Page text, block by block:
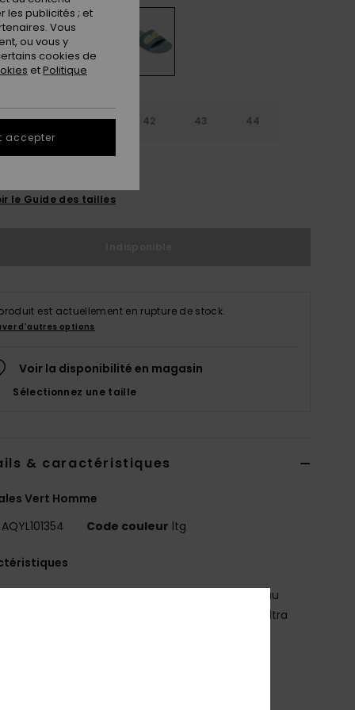
40 41 42 43 44
46 47
le Guide des tailles
est actuellement en rupture de stock.
d'autres options
Voir la disponibilité en magasin
Sélectionnez une taille
& caractéristiques
Vert Homme
AQYL101354 Code couleur ltg
Empeigne douce en TPR résistante à l'eau
Assise plantaire Hydrobound™ ultra
les publicités ; et
Vous
ou vous y
cookies de
etPolitique
accepter